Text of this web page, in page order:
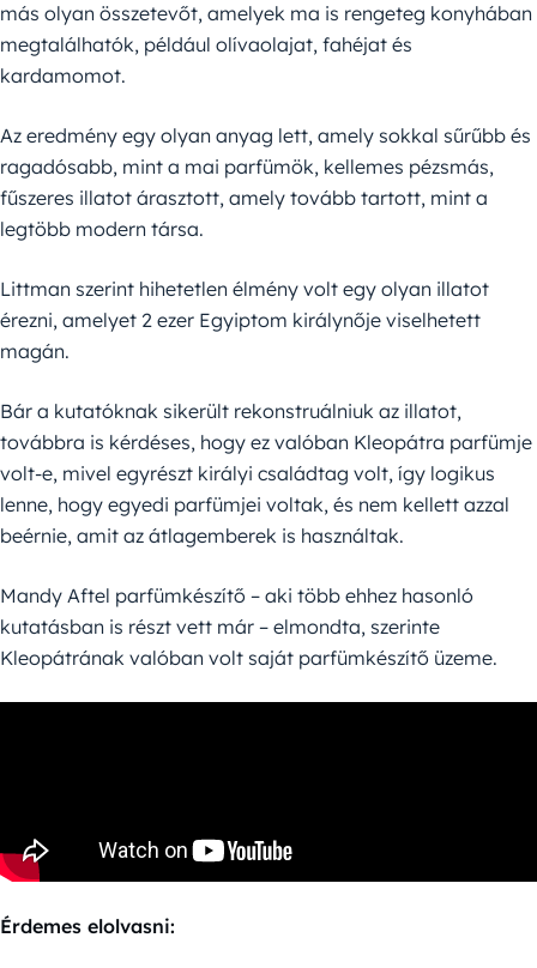
más olyan összetevőt, amelyek ma is rengeteg konyhában
megtalálhatók, például olívaolajat, fahéjat és
kardamomot.
Az eredmény egy olyan anyag lett, amely sokkal sűrűbb és
ragadósabb, mint a mai parfümök, kellemes pézsmás,
fűszeres illatot árasztott, amely tovább tartott, mint a
legtöbb modern társa.
Littman szerint hihetetlen élmény volt egy olyan illatot
érezni, amelyet 2 ezer Egyiptom királynője viselhetett
magán.
Bár a kutatóknak sikerült rekonstruálniuk az illatot,
továbbra is kérdéses, hogy ez valóban Kleopátra parfümje
volt-e, mivel egyrészt királyi családtag volt, így logikus
lenne, hogy egyedi parfümjei voltak, és nem kellett azzal
beérnie, amit az átlagemberek is használtak.
Mandy Aftel parfümkészítő – aki több ehhez hasonló
kutatásban is részt vett már – elmondta, szerinte
Kleopátrának valóban volt saját parfümkészítő üzeme.
Érdemes elolvasni: